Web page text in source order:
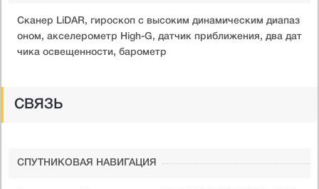
Сканер LiDAR, гироскоп с высоким динамическим диапаз
оном, акселерометр High-G, датчик приближения, два дат
чика освещенности, барометр
СВЯЗЬ
СПУТНИКОВАЯ НАВИГАЦИЯ